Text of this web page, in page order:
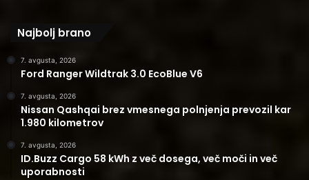
Najbolj brano
7. avgusta, 2026
Ford Ranger Wildtrak 3.0 EcoBlue V6
7. avgusta, 2026
Nissan Qashqai brez vmesnega polnjenja prevozil kar
1.980 kilometrov
7. avgusta, 2026
ID.Buzz Cargo 58 kWh z več dosega, več moči in več
uporabnosti